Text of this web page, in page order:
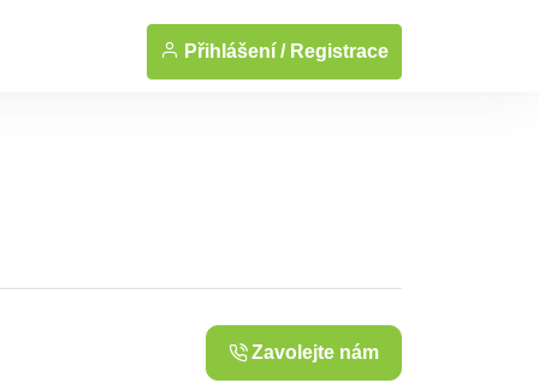
Přihlášení / Registrace
... Zobrazit fotografie
Zavolejte nám